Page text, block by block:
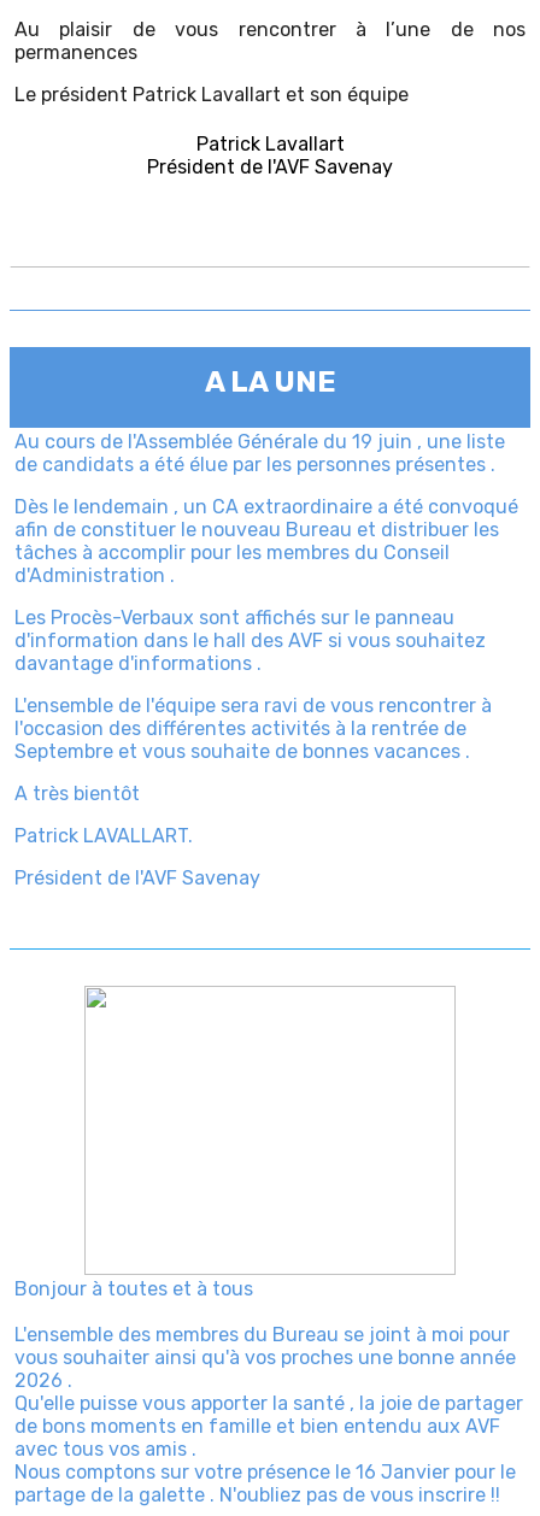
Au plaisir de vous rencontrer à l’une de nos
permanences
Le président Patrick Lavallart et son équipe
Patrick Lavallart
Président de l'AVF Savenay
A LA UNE
Au cours de l'Assemblée Générale du 19 juin , une liste
de candidats a été élue par les personnes présentes .
Dès le lendemain , un CA extraordinaire a été convoqué
afin de constituer le nouveau Bureau et distribuer les
tâches à accomplir pour les membres du Conseil
d'Administration .
Les Procès-Verbaux sont affichés sur le panneau
d'information dans le hall des AVF si vous souhaitez
davantage d'informations .
L'ensemble de l'équipe sera ravi de vous rencontrer à
l'occasion des différentes activités à la rentrée de
Septembre et vous souhaite de bonnes vacances .
A très bientôt
Patrick LAVALLART.
Président de l'AVF Savenay
Bonjour à toutes et à tous
L'ensemble des membres du Bureau se joint à moi pour
vous souhaiter ainsi qu'à vos proches une bonne année
2026 .
Qu'elle puisse vous apporter la santé , la joie de partager
de bons moments en famille et bien entendu aux AVF
avec tous vos amis .
Nous comptons sur votre présence le 16 Janvier pour le
partage de la galette . N'oubliez pas de vous inscrire !!